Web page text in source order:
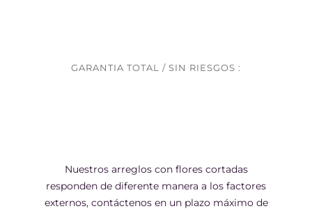
GARANTIA TOTAL / SIN RIESGOS :
Nuestros arreglos con flores cortadas
responden de diferente manera a los factores
externos, contáctenos en un plazo máximo de